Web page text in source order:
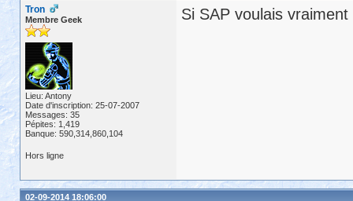
Tron
Membre Geek
Lieu: Antony
Date d'inscription: 25-07-2007
Messages: 35
Pépites: 1,419
Banque: 590,314,860,104
Si SAP voulais
Hors ligne
02-09-2014 18:06:00